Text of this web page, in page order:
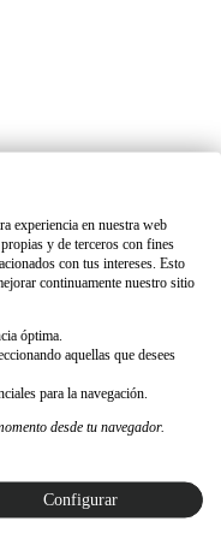
experiencia en nuestra web
y de terceros con fines
con tus intereses. Esto
continuamente nuestro sitio
óptima.
aquellas que desees
para la navegación.
desde tu navegador.
Configurar